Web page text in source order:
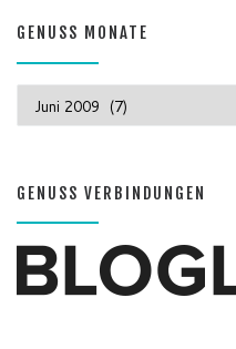
GENUSS MONATE
GENUSS VERBINDUNGEN